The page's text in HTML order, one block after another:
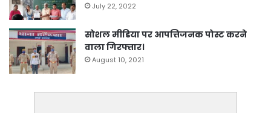
July 22, 2022
सोशल मीडिया पर आपत्तिजनक पोस्ट करने
वाला गिरफ्तार।
August 10, 2021